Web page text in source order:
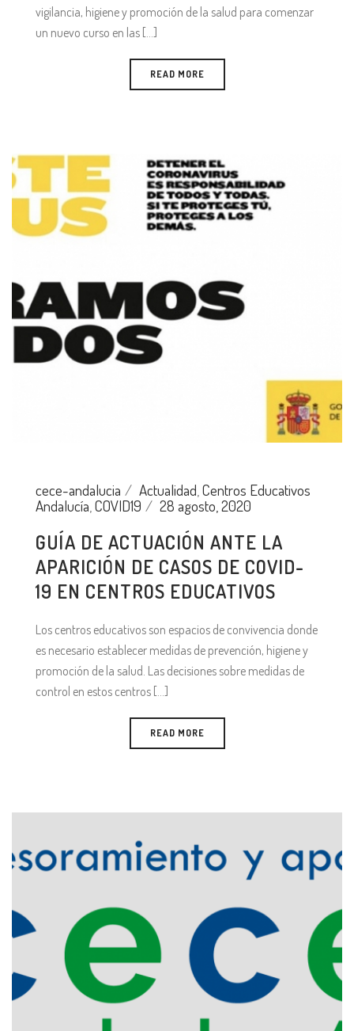
vigilancia, higiene y promoción de la salud para comenzar
un nuevo curso en las [...]
READ MORE
cece-andalucia Actualidad,Centros Educativos
Andalucía,COVID19 28 agosto, 2020
GUÍA DE ACTUACIÓN ANTE LA
APARICIÓN DE CASOS DE COVID-
19 EN CENTROS EDUCATIVOS
Los centros educativos son espacios de convivencia donde
es necesario establecer medidas de prevención, higiene y
promoción de la salud. Las decisiones sobre medidas de
control en estos centros [...]
READ MORE